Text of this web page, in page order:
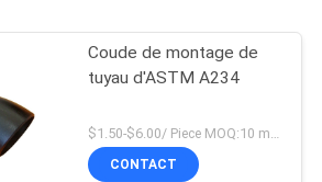
Coude de montage de
tuyau d'ASTM A234
$1.50-$6.00/ Piece MOQ:10 morceaux
CONTACT